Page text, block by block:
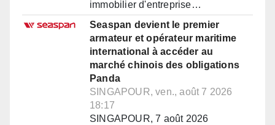
immobilier d'entreprise…
Seaspan devient le premier
armateur et opérateur maritime
international à accéder au
marché chinois des obligations
Panda
SINGAPOUR, ven., août 7 2026
18:17
SINGAPOUR, 7 août 2026